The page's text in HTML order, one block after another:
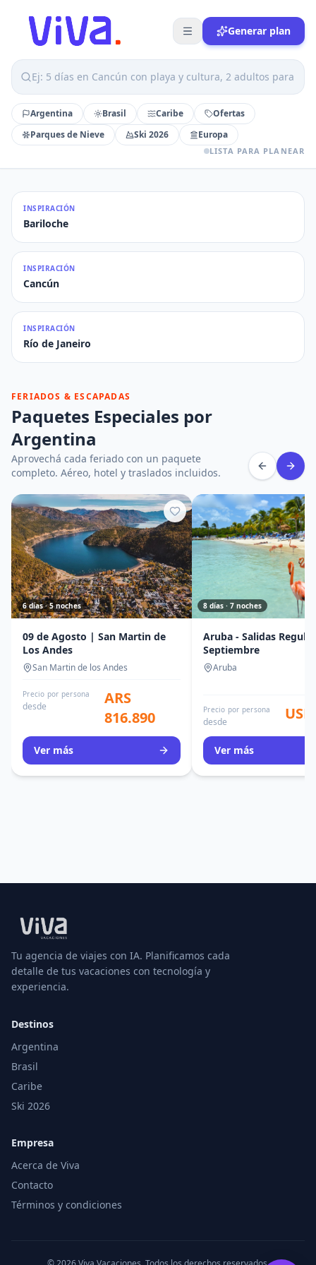
Generar plan
Argentina Brasil Caribe
Ofertas
Parques de Nieve
Ski 2026 Europa
LISTA PARA PLANEAR
INSPIRACIÓN
Bariloche
INSPIRACIÓN
Cancún
INSPIRACIÓN
Río de Janeiro
FERIADOS & ESCAPADAS
Paquetes Especiales por
Argentina
Aprovechá cada feriado con un paquete
completo. Aéreo, hotel y traslados incluidos.
6 días · 5 noches
09 de Agosto | San Martin de
Los Andes
San Martin de los Andes
Precio por persona
desde
ARS
816.890
Ver más
8 días · 7 noches
Aruba - Salidas
Septiembre
Aruba
Precio por persona
desde
Ver más
Tu agencia de viajes con IA. Planificamos cada
detalle de tus vacaciones con tecnología y
experiencia.
Destinos
Argentina
Brasil
Caribe
Ski 2026
Empresa
Acerca de Viva
Contacto
Términos y condiciones